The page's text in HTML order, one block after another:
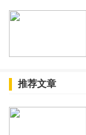
推荐文章